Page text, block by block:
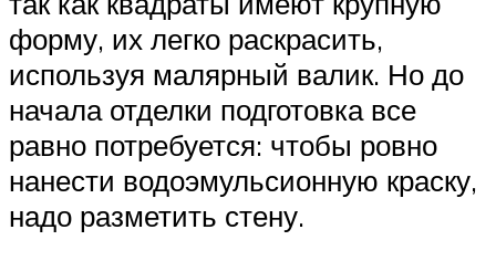
форму, их легко раскрасить,
используя малярный валик. Но до
начала отделки подготовка все
равно потребуется: чтобы ровно
нанести водоэмульсионную краску,
надо разметить стену.